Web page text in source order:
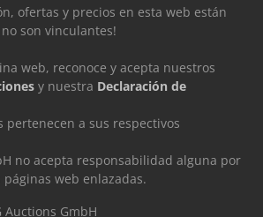
ofertas y precios en esta web están
son vinculantes!
web, reconoce y acepta nuestros
y nuestra Declaración de
pertenecen a sus respectivos
no acepta responsabilidad alguna por
web enlazadas.
Auctions GmbH